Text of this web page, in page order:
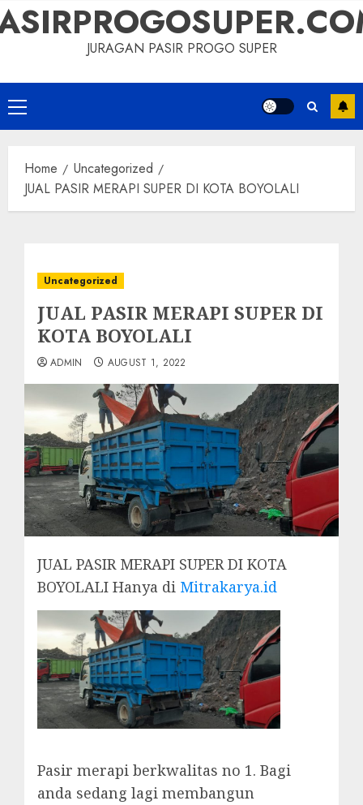
JURAGAN PASIR PROGO SUPER
Primary
Menu
Home
Uncategorized
JUAL PASIR MERAPI SUPER DI KOTA BOYOLALI
Uncategorized
JUAL PASIR MERAPI SUPER DI
KOTA BOYOLALI
ADMIN AUGUST 1, 2022
JUAL PASIR MERAPI SUPER DI KOTA
BOYOLALI Hanya di Mitrakarya.id
Pasir merapi berkwalitas no 1. Bagi
anda sedang lagi membangun